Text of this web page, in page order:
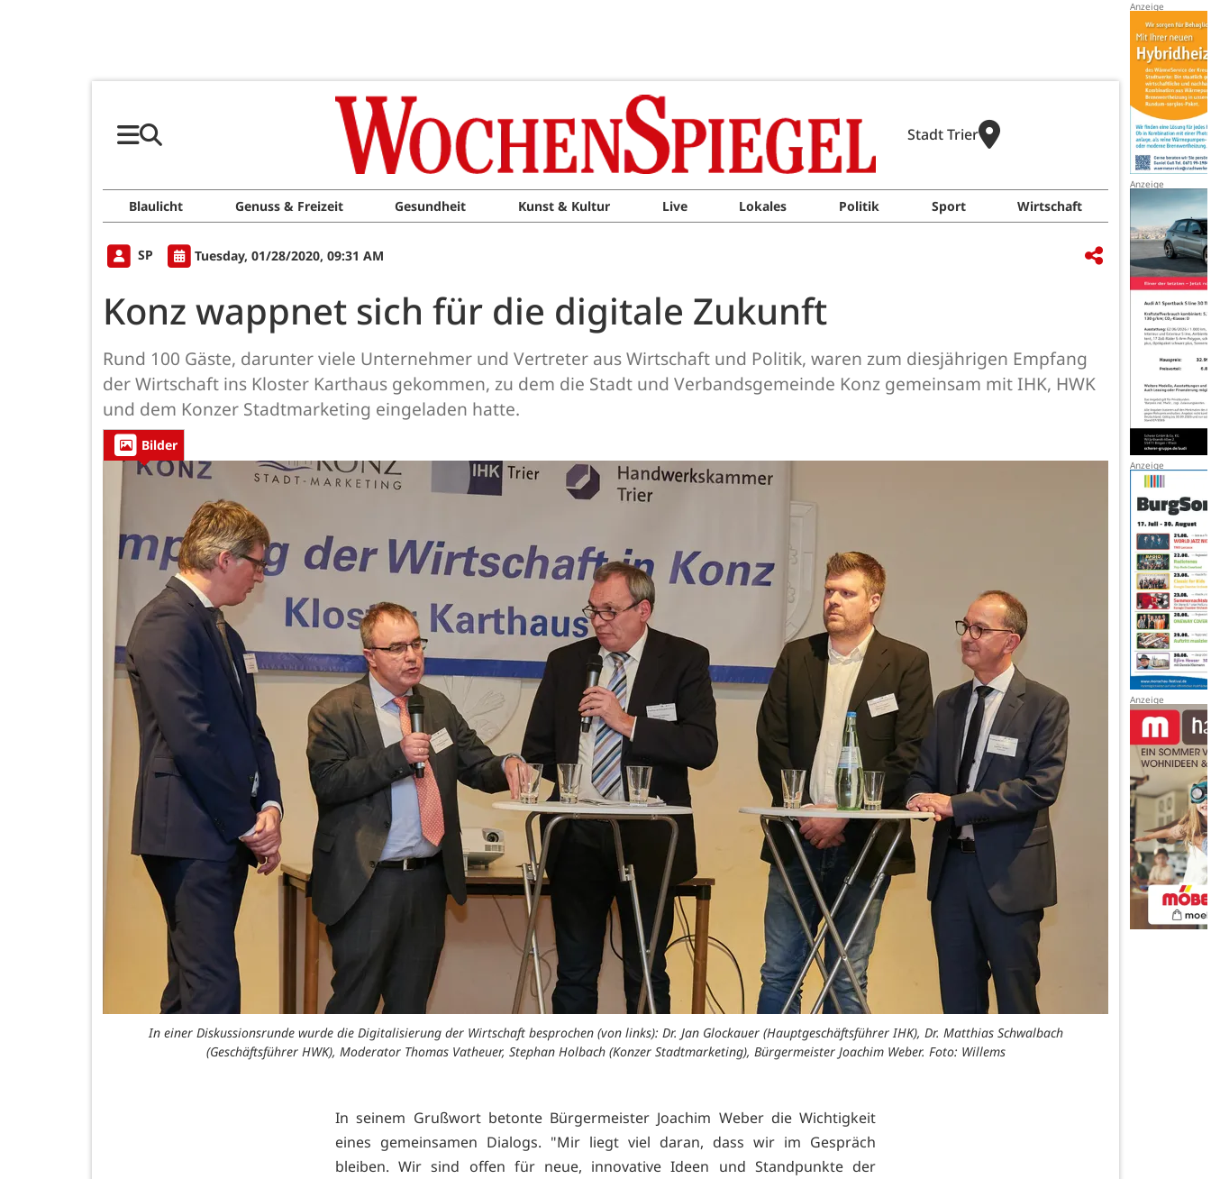
Stadt Trier
Blaulicht Genuss & Freizeit Gesundheit Kunst & Kultur Live Lokales Politik Sport Wirtschaft
SP Tuesday, 01/28/2020, 09:31 AM
Konz wappnet sich für die digitale Zukunft
Rund 100 Gäste, darunter viele Unternehmer und Vertreter aus Wirtschaft und Politik, waren zum diesjährigen Empfang
der Wirtschaft ins Kloster Karthaus gekommen, zu dem die Stadt und Verbandsgemeinde Konz gemeinsam mit IHK, HWK
und dem Konzer Stadtmarketing eingeladen hatte.
Bilder
In einer Diskussionsrunde wurde die Digitalisierung der Wirtschaft besprochen (von links): Dr. Jan Glockauer (Hauptgeschäftsführer IHK), Dr. Matthias Schwalbach
(Geschäftsführer HWK), Moderator Thomas Vatheuer, Stephan Holbach (Konzer Stadtmarketing), Bürgermeister Joachim Weber. Foto: Willems
In seinem Grußwort betonte Bürgermeister Joachim Weber die Wichtigkeit
eines gemeinsamen Dialogs. "Mir liegt viel daran, dass wir im Gespräch
bleiben. Wir sind offen für neue, innovative Ideen und Standpunkte der